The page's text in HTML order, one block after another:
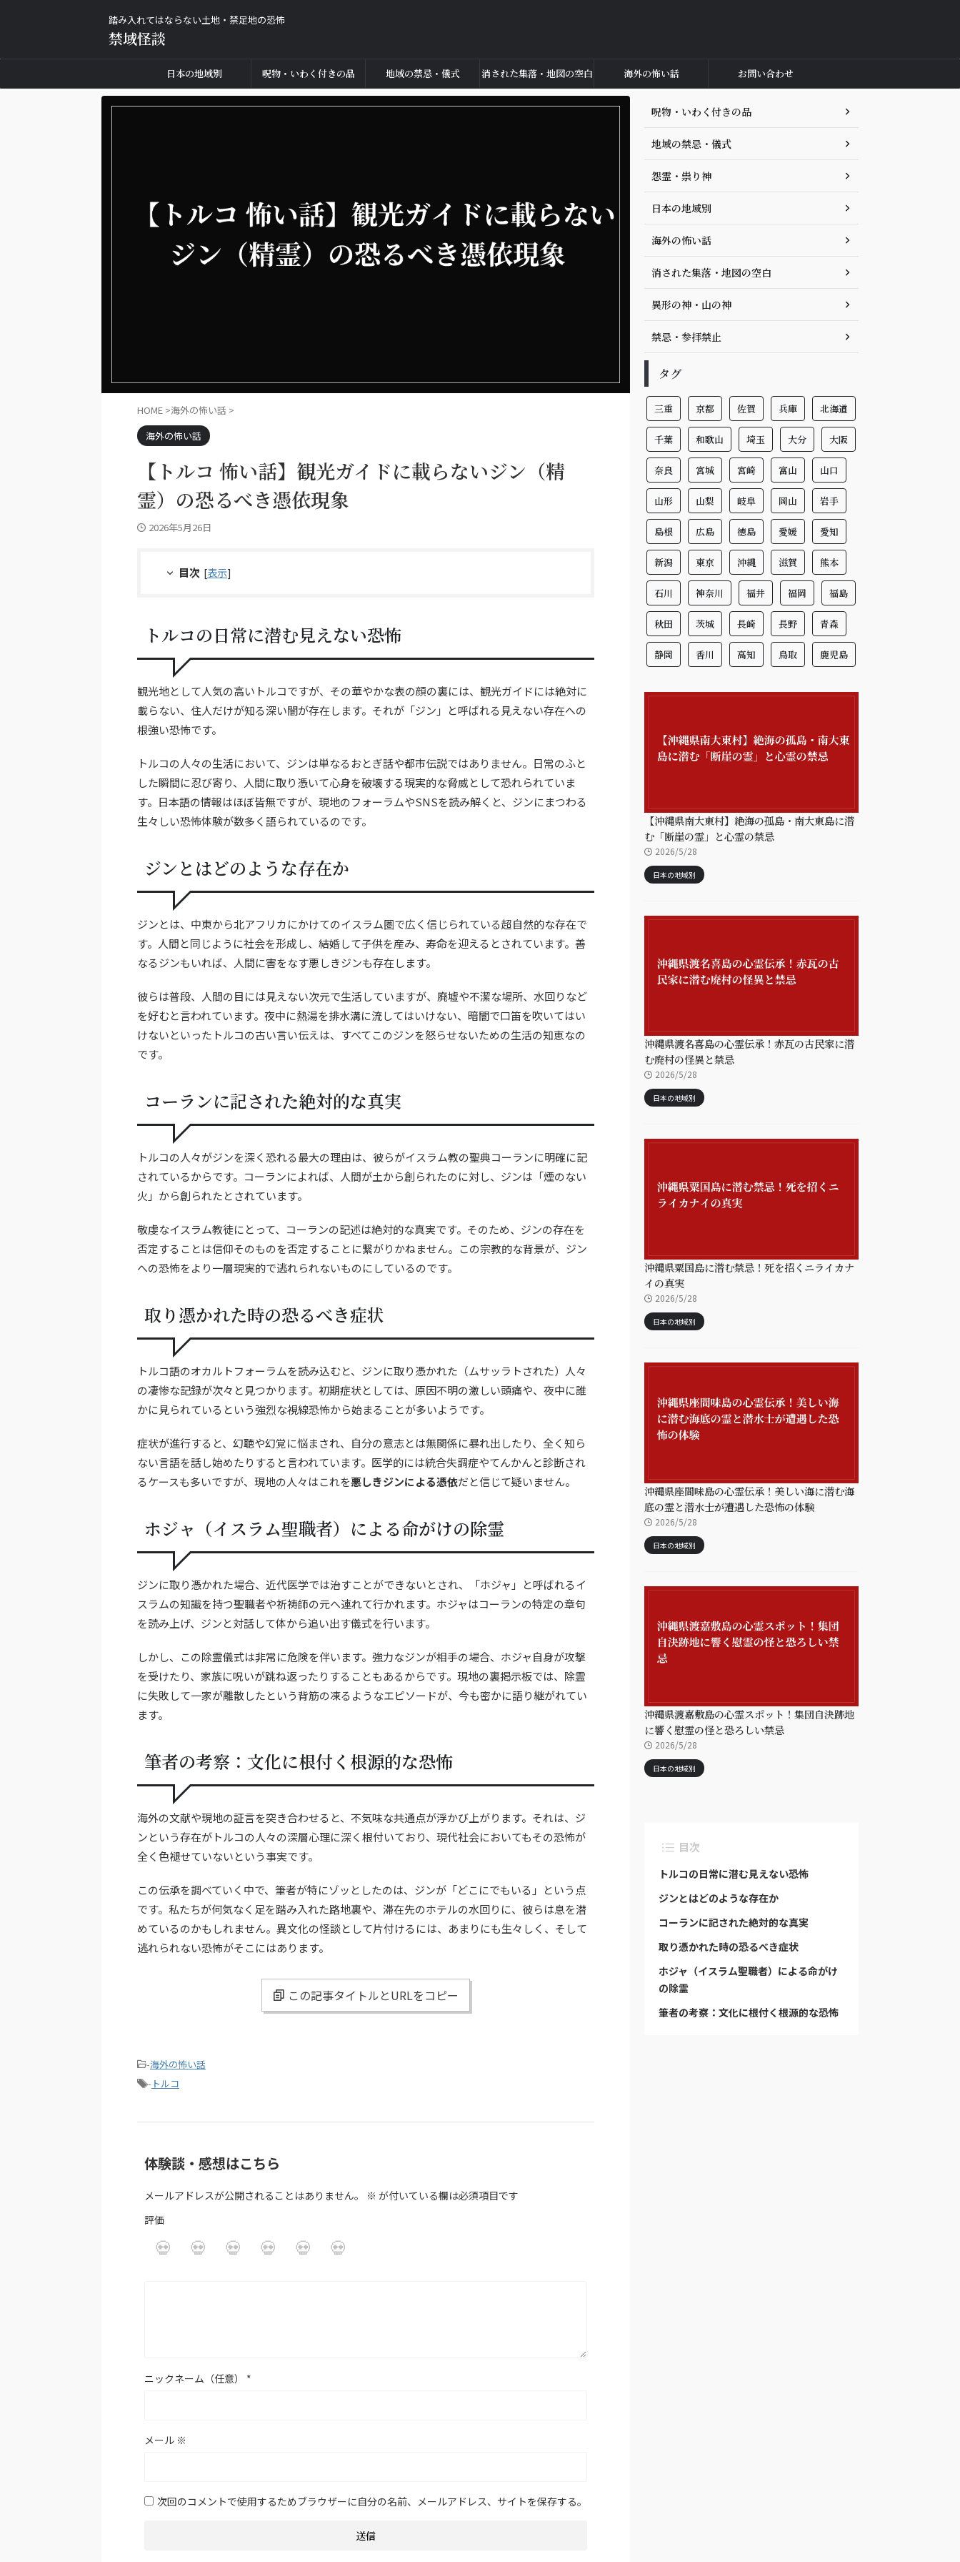
踏み入れてはならない土地・禁足地の恐怖
禁域怪談
日本の地域別 呪物・いわく付きの品 地域の禁忌・儀式 消された集落・地図の空白 海外の怖い話 お問い合わせ
HOME >海外の怖い話 >
海外の怖い話
【トルコ 怖い話】観光ガイドに載らないジン（精
霊）の恐るべき憑依現象
2026年5月26日
目次 [表示]
トルコの日常に潜む見えない恐怖
観光地として人気の高いトルコですが、その華やかな表の顔の裏には、観光ガイドには絶対に
載らない、住人だけが知る深い闇が存在します。それが「ジン」と呼ばれる見えない存在への
根強い恐怖です。
トルコの人々の生活において、ジンは単なるおとぎ話や都市伝説ではありません。日常のふと
した瞬間に忍び寄り、人間に取り憑いて心身を破壊する現実的な脅威として恐れられていま
す。日本語の情報はほぼ皆無ですが、現地のフォーラムやSNSを読み解くと、ジンにまつわる
生々しい恐怖体験が数多く語られているのです。
ジンとはどのような存在か
ジンとは、中東から北アフリカにかけてのイスラム圏で広く信じられている超自然的な存在で
す。人間と同じように社会を形成し、結婚して子供を産み、寿命を迎えるとされています。善
なるジンもいれば、人間に害をなす悪しきジンも存在します。
彼らは普段、人間の目には見えない次元で生活していますが、廃墟や不潔な場所、水回りなど
を好むと言われています。夜中に熱湯を排水溝に流してはいけない、暗闇で口笛を吹いてはい
けないといったトルコの古い言い伝えは、すべてこのジンを怒らせないための生活の知恵なの
です。
コーランに記された絶対的な真実
トルコの人々がジンを深く恐れる最大の理由は、彼らがイスラム教の聖典コーランに明確に記
されているからです。コーランによれば、人間が土から創られたのに対し、ジンは「煙のない
火」から創られたとされています。
敬虔なイスラム教徒にとって、コーランの記述は絶対的な真実です。そのため、ジンの存在を
否定することは信仰そのものを否定することに繋がりかねません。この宗教的な背景が、ジン
への恐怖をより一層現実的で逃れられないものにしているのです。
取り憑かれた時の恐るべき症状
トルコ語のオカルトフォーラムを読み込むと、ジンに取り憑かれた（ムサッラトされた）人々
の凄惨な記録が次々と見つかります。初期症状としては、原因不明の激しい頭痛や、夜中に誰
かに見られているという強烈な視線恐怖から始まることが多いようです。
症状が進行すると、幻聴や幻覚に悩まされ、自分の意志とは無関係に暴れ出したり、全く知ら
ない言語を話し始めたりすると言われています。医学的には統合失調症やてんかんと診断され
るケースも多いですが、現地の人々はこれを悪しきジンによる憑依だと信じて疑いません。
ホジャ（イスラム聖職者）による命がけの除霊
ジンに取り憑かれた場合、近代医学では治すことができないとされ、「ホジャ」と呼ばれるイ
スラムの知識を持つ聖職者や祈祷師の元へ連れて行かれます。ホジャはコーランの特定の章句
を読み上げ、ジンと対話して体から追い出す儀式を行います。
しかし、この除霊儀式は非常に危険を伴います。強力なジンが相手の場合、ホジャ自身が攻撃
を受けたり、家族に呪いが跳ね返ったりすることもあるからです。現地の裏掲示板では、除霊
に失敗して一家が離散したという背筋の凍るようなエピソードが、今も密かに語り継がれてい
ます。
筆者の考察：文化に根付く根源的な恐怖
海外の文献や現地の証言を突き合わせると、不気味な共通点が浮かび上がります。それは、ジ
ンという存在がトルコの人々の深層心理に深く根付いており、現代社会においてもその恐怖が
全く色褪せていないという事実です。
この伝承を調べていく中で、筆者が特にゾッとしたのは、ジンが「どこにでもいる」という点
です。私たちが何気なく足を踏み入れた路地裏や、滞在先のホテルの水回りに、彼らは息を潜
めているのかもしれません。異文化の怪談として片付けるには、あまりにも生々しく、そして
逃れられない恐怖がそこにはあります。
この記事タイトルとURLをコピー
-海外の怖い話
- トルコ
体験談・感想はこちら
メールアドレスが公開されることはありません。 ※ が付いている欄は必須項目です
評価
ニックネーム（任意） *
メール ※
次回のコメントで使用するためブラウザーに自分の名前、メールアドレス、サイトを保存する。
呪物・いわく付きの品
地域の禁忌・儀式
怨霊・祟り神
日本の地域別
海外の怖い話
消された集落・地図の空白
異形の神・山の神
禁忌・参拝禁止
タグ
三重 京都 佐賀 兵庫 北海道
千葉 和歌山 埼玉 大分 大阪
奈良 宮城 宮崎 富山 山口
山形 山梨 岐阜 岡山 岩手
島根 広島 徳島 愛媛 愛知
新潟 東京 沖縄 滋賀 熊本
石川 神奈川 福井 福岡 福島
秋田 茨城 長崎 長野 青森
静岡 香川 高知 鳥取 鹿児島
【沖縄県南大東村】絶海の孤島・南大東島に潜
む「断崖の霊」と心霊の禁忌
2026/5/28
日本の地域別
沖縄県渡名喜島の心霊伝承！赤瓦の古民家に潜
む廃村の怪異と禁忌
2026/5/28
日本の地域別
沖縄県粟国島に潜む禁忌！死を招くニライカナ
イの真実
2026/5/28
日本の地域別
沖縄県座間味島の心霊伝承！美しい海に潜む海
底の霊と潜水士が遭遇した恐怖の体験
2026/5/28
日本の地域別
沖縄県渡嘉敷島の心霊スポット！集団自決跡地
に響く慰霊の怪と恐ろしい禁忌
2026/5/28
日本の地域別
目次
トルコの日常に潜む見えない恐怖
ジンとはどのような存在か
コーランに記された絶対的な真実
取り憑かれた時の恐るべき症状
ホジャ（イスラム聖職者）による命がけ
の除霊
筆者の考察：文化に根付く根源的な恐怖